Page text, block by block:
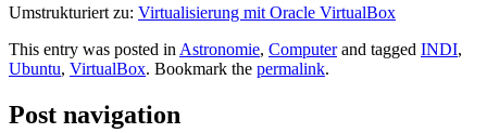
Umstrukturiert zu: Virtualisierung mit Oracle VirtualBox
This entry was posted in Astronomie, Computerand tagged INDI,
Ubuntu, VirtualBox. Bookmark the permalink.
Post navigation